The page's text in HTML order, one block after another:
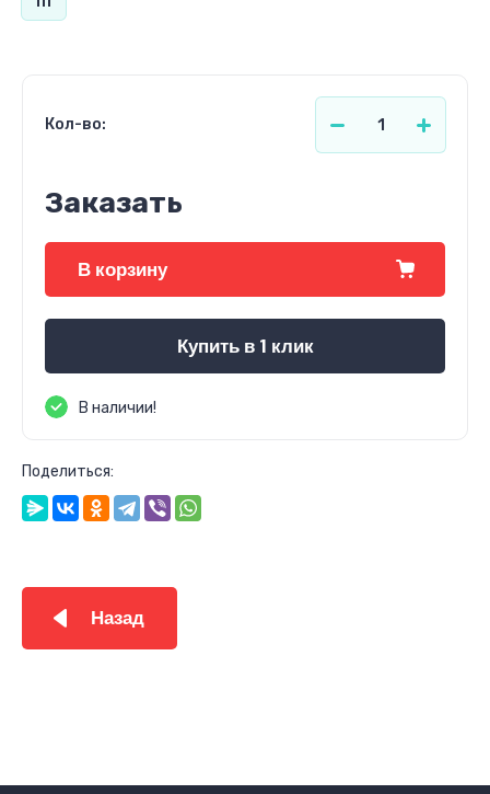
Кол-во:
Заказать
В корзину
Купить в 1 клик
В наличии!
Поделиться:
Назад